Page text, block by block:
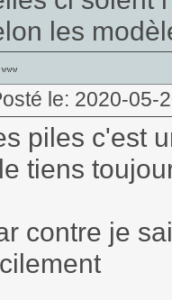
les
le: 2020-05-
piles c'est
tiens
contre je